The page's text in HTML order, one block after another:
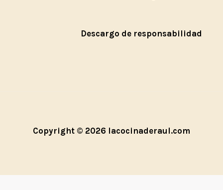
Descargo de responsabilidad
Copyright © 2026 lacocinaderaul.com